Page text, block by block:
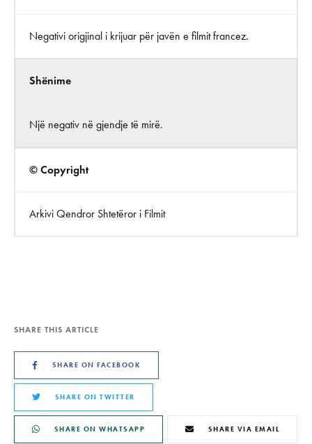
Negativi origjinal i krijuar për javën e filmit francez.
Shënime
Një negativ në gjendje të mirë.
© Copyright
Arkivi Qendror Shtetëror i Filmit
SHARE THIS ARTICLE
SHARE ON FACEBOOK
SHARE ON TWITTER
SHARE ON WHATSAPP SHARE VIA EMAIL